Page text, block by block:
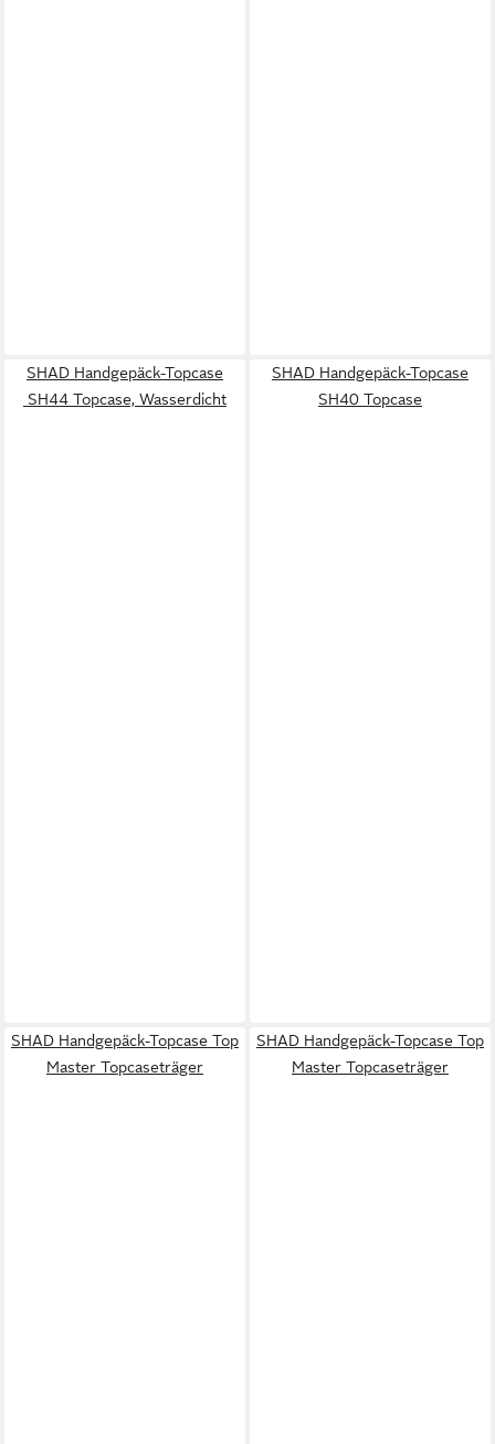
SHAD Handgepäck-Topcase
SH44 Topcase, Wasserdicht
SHAD Handgepäck-Topcase
SH40 Topcase
SHAD Handgepäck-Topcase Top
Master Topcaseträger
SHAD Handgepäck-Topcase Top
Master Topcaseträger